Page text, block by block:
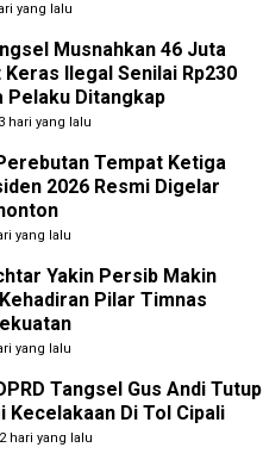
yang lalu
Musnahkan 46 Juta
Keras Ilegal Senilai Rp230
Pelaku Ditangkap
3 hari yang lalu
Tempat Ketiga
2026 Resmi Digelar
yang lalu
Yakin Persib Makin
Pilar Timnas
yang lalu
Tangsel Gus Andi Tutup
Kecelakaan Di Tol Cipali
hari yang lalu